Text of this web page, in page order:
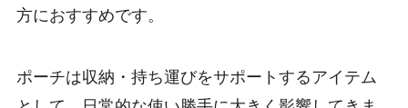
方におすすめです。
ポーチは収納・持ち運びをサポートするアイテム